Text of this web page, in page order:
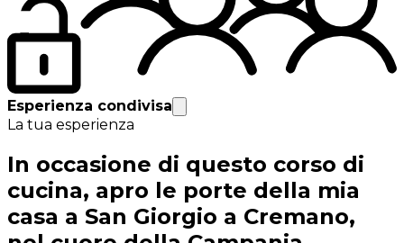
Esperienza condivisa
La tua esperienza
In occasione di questo corso di
cucina, apro le porte della mia
casa a San Giorgio a Cremano,